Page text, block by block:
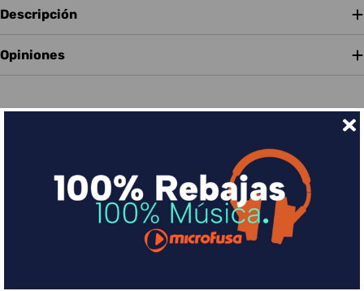
Descripción
Opiniones
Financia tus compras con Sequra
Divide en 3 sin coste o hasta en 18 meses por una
pequeña cuota al mes con Sequra